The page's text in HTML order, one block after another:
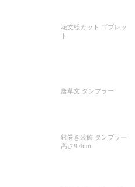
花文様カット ゴブレッ
ト
唐草文 タンブラー
銀巻き装飾 タンブラー
高さ9.4cm